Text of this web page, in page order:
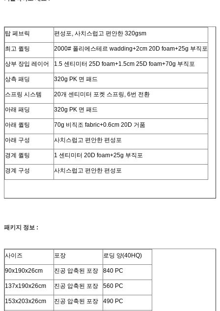
탑 페브릭 편성포, 사치스럽고 편안한 320gsm
최고 퀼팅 2000# 폴리에스테르 wadding+2cm 20D foam+25g 부직포
상부 장입 레이어 1.5 센티미터 25D foam+1.5cm 25D foam+70g 부직포
상측 패딩 320g PK 면 패드
스프링 시스템 20개 센티미터 포켓 스프링, 6번 전환
아래 패딩 320g PK 면 패드
아래 퀼팅 70g 비직조 fabric+0.6cm 20D 거품
아래 구성 사치스럽고 편안한 편성포
경계 퀼팅 1 센티미터 20D foam+25g 부직포
경계 구성 사치스럽고 편안한 편성포
패키지 정보 :
사이즈 포장 로딩 양(40HQ)
90x190x26cm 진공 압축된 포장 840 PC
137x190x26cm 진공 압축된 포장 560 PC
153x203x26cm 진공 압축된 포장 490 PC